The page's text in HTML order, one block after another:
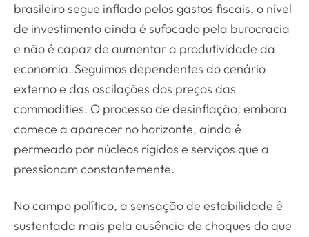
brasileiro segue inflado pelos gastos fiscais, o nível
de investimento ainda é sufocado pela burocracia
e não é capaz de aumentar a produtividade da
economia. Seguimos dependentes do cenário
externo e das oscilações dos preços das
commodities. O processo de desinflação, embora
comece a aparecer no horizonte, ainda é
permeado por núcleos rígidos e serviços que a
pressionam constantemente.
No campo político, a sensação de estabilidade é
sustentada mais pela ausência de choques do que